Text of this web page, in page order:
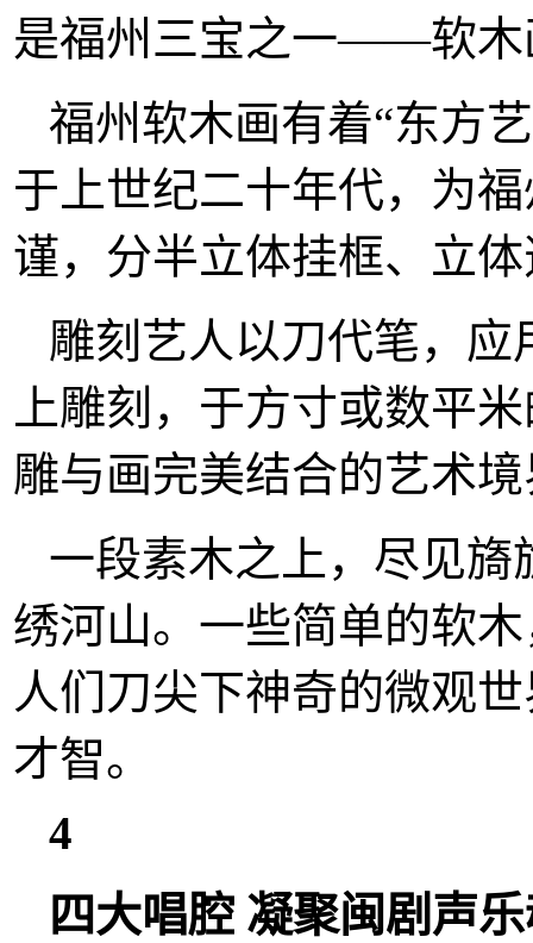
是福州三宝之一——软木
福州软木画有着“东方
于上世纪二十年代，为
谨，分半立体挂框、立
雕刻艺人以刀代笔，
上雕刻，于方寸或数平
雕与画完美结合的艺术
一段素木之上，尽见
绣河山。一些简单的软
人们刀尖下神奇的微观
才智。
4
四大唱腔 凝聚闽剧声